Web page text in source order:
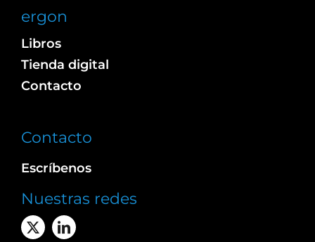
ergon
Libros
Tienda digital
Contacto
Contacto
Escríbenos
Nuestras redes